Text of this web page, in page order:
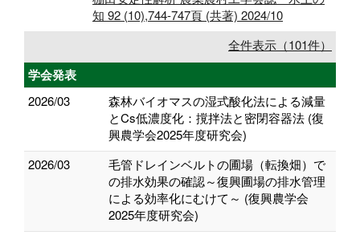
知 92 (10),744-747頁 (共著) 2024/10
全件表示（101件）
学会発表
2026/03
森林バイオマスの湿式酸化法による減量
とCs低濃度化：撹拌法と密閉容器法 (復
興農学会2025年度研究会)
2026/03
毛管ドレインベルトの圃場（転換畑）で
の排水効果の確認～復興圃場の排水管理
による効率化にむけて～ (復興農学会
2025年度研究会)